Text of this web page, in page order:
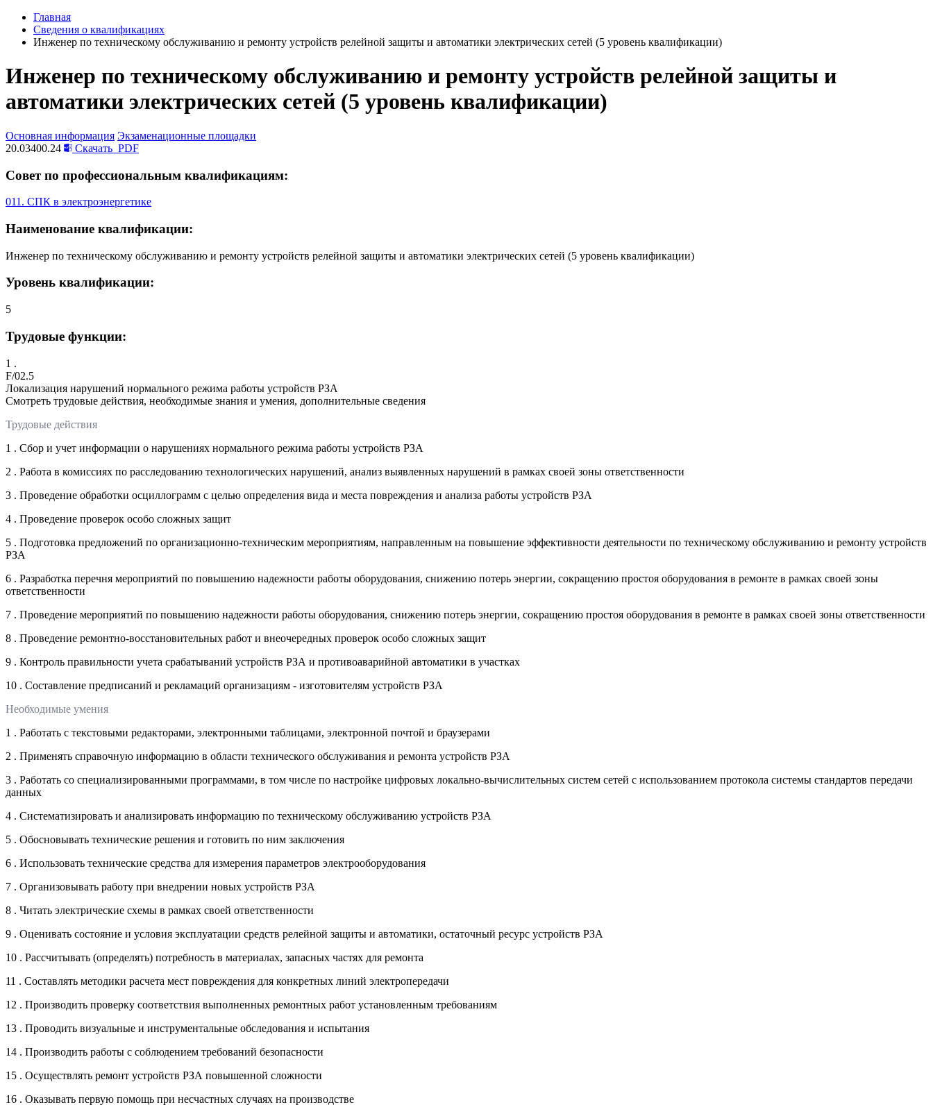
Главная
Сведения о квалификациях
Инженер по техническому обслуживанию и ремонту устройств релейной защиты и автоматики электрических сетей (5 уровень квалификации)
Инженер по техническому обслуживанию и ремонту устройств релейной защиты и
автоматики электрических сетей (5 уровень квалификации)
Основная информация Экзаменационные площадки
20.03400.24
Скачать PDF
Совет по профессиональным квалификациям:
011. СПК в электроэнергетике
Наименование квалификации:
Инженер по техническому обслуживанию и ремонту устройств релейной защиты и автоматики электрических сетей (5 уровень квалификации)
Уровень квалификации:
5
Трудовые функции:
1 .
F/02.5
Локализация нарушений нормального режима работы устройств РЗА
Смотреть трудовые действия, необходимые знания и умения, дополнительные сведения
Трудовые действия
1 . Сбор и учет информации о нарушениях нормального режима работы устройств РЗА
2 . Работа в комиссиях по расследованию технологических нарушений, анализ выявленных нарушений в рамках своей зоны ответственности
3 . Проведение обработки осциллограмм с целью определения вида и места повреждения и анализа работы устройств РЗА
4 . Проведение проверок особо сложных защит
5 . Подготовка предложений по организационно-техническим мероприятиям, направленным на повышение эффективности деятельности по техническому обслуживанию и ремонту устройств
РЗА
6 . Разработка перечня мероприятий по повышению надежности работы оборудования, снижению потерь энергии, сокращению простоя оборудования в ремонте в рамках своей зоны
ответственности
7 . Проведение мероприятий по повышению надежности работы оборудования, снижению потерь энергии, сокращению простоя оборудования в ремонте в рамках своей зоны ответственности
8 . Проведение ремонтно-восстановительных работ и внеочередных проверок особо сложных защит
9 . Контроль правильности учета срабатываний устройств РЗА и противоаварийной автоматики в участках
10 . Составление предписаний и рекламаций организациям - изготовителям устройств РЗА
Необходимые умения
1 . Работать с текстовыми редакторами, электронными таблицами, электронной почтой и браузерами
2 . Применять справочную информацию в области технического обслуживания и ремонта устройств РЗА
3 . Работать со специализированными программами, в том числе по настройке цифровых локально-вычислительных систем сетей с использованием протокола системы стандартов передачи
данных
4 . Систематизировать и анализировать информацию по техническому обслуживанию устройств РЗА
5 . Обосновывать технические решения и готовить по ним заключения
6 . Использовать технические средства для измерения параметров электрооборудования
7 . Организовывать работу при внедрении новых устройств РЗА
8 . Читать электрические схемы в рамках своей ответственности
9 . Оценивать состояние и условия эксплуатации средств релейной защиты и автоматики, остаточный ресурс устройств РЗА
10 . Рассчитывать (определять) потребность в материалах, запасных частях для ремонта
11 . Составлять методики расчета мест повреждения для конкретных линий электропередачи
12 . Производить проверку соответствия выполненных ремонтных работ установленным требованиям
13 . Проводить визуальные и инструментальные обследования и испытания
14 . Производить работы с соблюдением требований безопасности
15 . Осуществлять ремонт устройств РЗА повышенной сложности
16 . Оказывать первую помощь при несчастных случаях на производстве